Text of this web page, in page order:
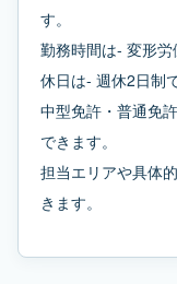
す。
勤務時間は- 変形労
休日は- 週休2日制
中型免許・普通免
できます。
担当エリアや具体
きます。